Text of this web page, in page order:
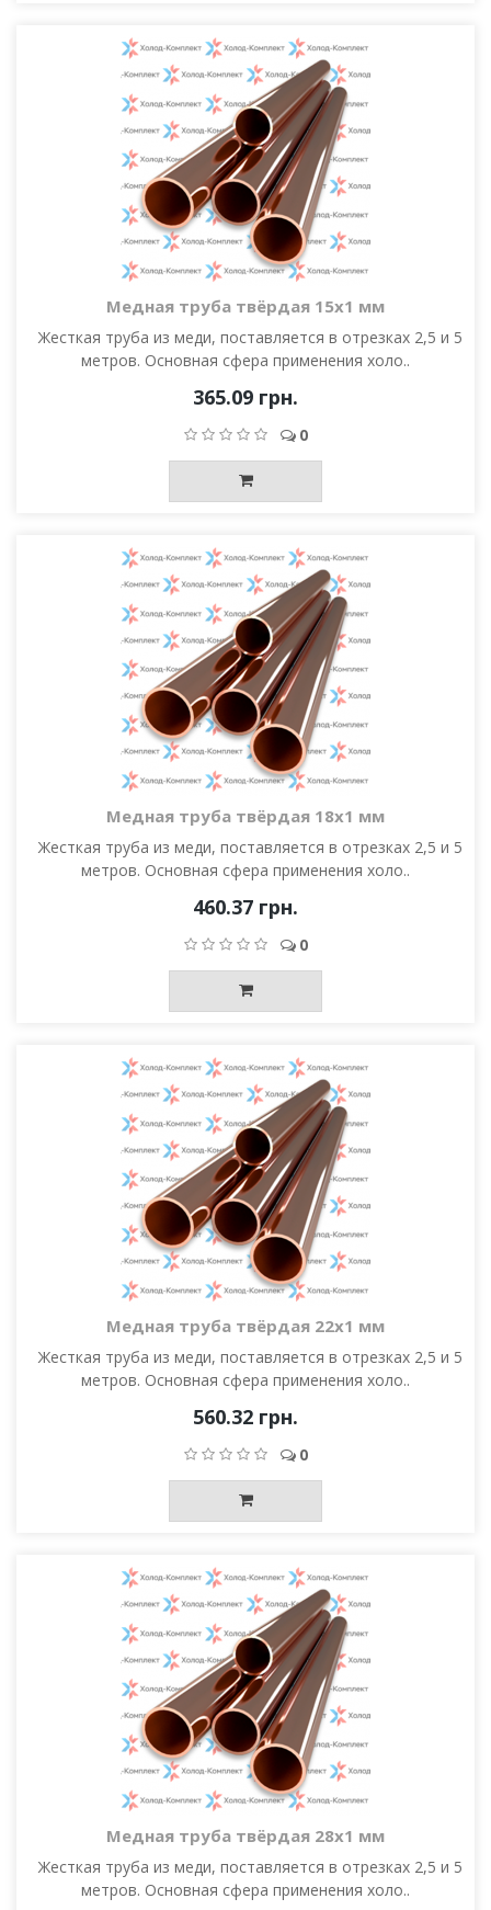
Медная труба твёрдая 15х1 мм
Жесткая труба из меди, поставляется в отрезках 2,5 и 5
метров. Основная сфера применения холо..
365.09 грн.
0
Медная труба твёрдая 18х1 мм
Жесткая труба из меди, поставляется в отрезках 2,5 и 5
метров. Основная сфера применения холо..
460.37 грн.
0
Медная труба твёрдая 22х1 мм
Жесткая труба из меди, поставляется в отрезках 2,5 и 5
метров. Основная сфера применения холо..
560.32 грн.
0
Медная труба твёрдая 28х1 мм
Жесткая труба из меди, поставляется в отрезках 2,5 и 5
метров. Основная сфера применения холо..